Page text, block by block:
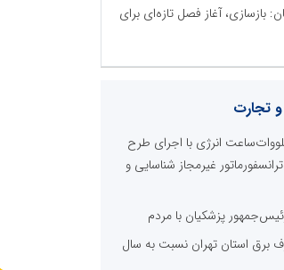
بازسازی، آغاز فصل تازه‌ای برای
تجارت
کیلووات‌ساعت انرژی با اجرای طرح
مهتاب در استان تهران/ ۷ ترانسفورماتور غیرمجاز شناسایی و
پزشکیان با مردم
برق استان تهران نسبت به سال